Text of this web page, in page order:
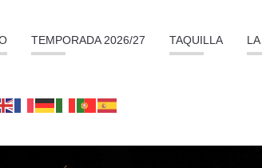
TEMPORADA 2026/27 TAQUILLA